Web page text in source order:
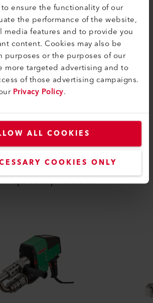
ensure the functionality of our
the performance of the website,
features and to provide you
content. Cookies may also be
purposes or the purposes of our
more targeted advertising and to
of those advertising campaigns.
Privacy Policy.
ALL COOKIES
COOKIES ONLY
attrezzo
attrezzo
questi prodotti